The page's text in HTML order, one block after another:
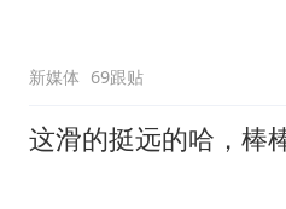
新媒体 69跟贴
这滑的挺远的哈，棒